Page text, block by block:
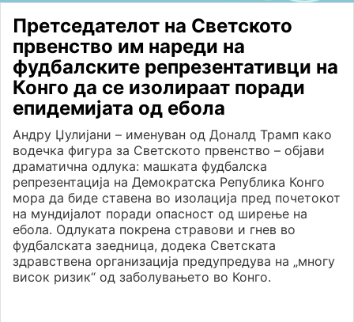
Претседателот на Светското
првенство им нареди на
фудбалските репрезентативци на
Конго да се изолираат поради
епидемијата од ебола
Андру Џулијани – именуван од Доналд Трамп како
водечка фигура за Светското првенство – објави
драматична одлука: машката фудбалска
репрезентација на Демократска Република Конго
мора да биде ставена во изолација пред почетокот
на мундијалот поради опасност од ширење на
ебола. Одлуката покрена стравови и гнев во
фудбалската заедница, додека Светската
здравствена организација предупредува на „многу
висок ризик“ од заболувањето во Конго.